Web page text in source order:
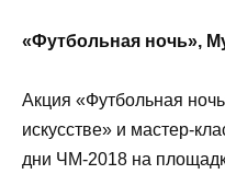
«Футбольная ночь»,
Акция «Футбольная
искусстве» и мастер-
дни ЧМ-2018 на